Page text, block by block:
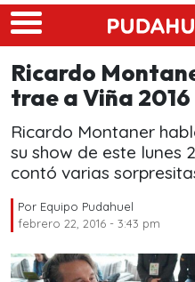
Skip to main content
Ricardo
trae a Viña 2016
Ricardo Montaner
su show de este lunes
contó varias
Por Equipo Pudahuel
febrero 22, 2016 - 3:43 pm